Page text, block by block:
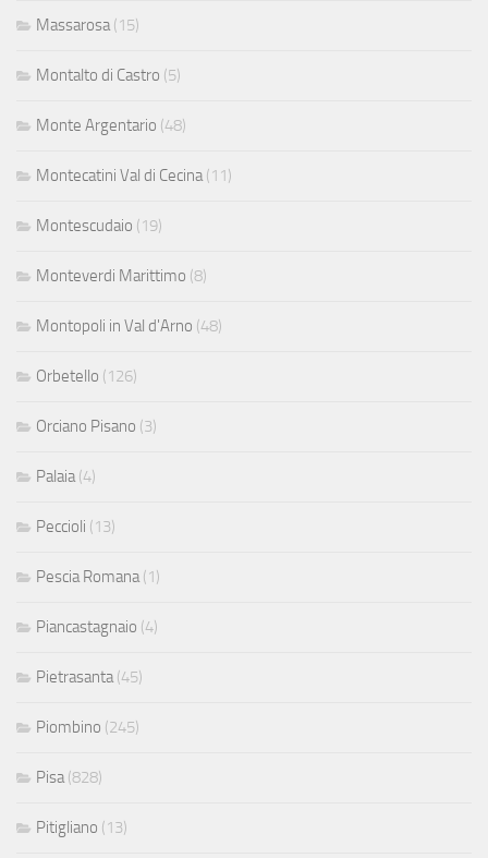
Massarosa (15)
Montalto di Castro (5)
Monte Argentario (48)
Montecatini Val di Cecina (11)
Montescudaio (19)
Monteverdi Marittimo (8)
Montopoli in Val d'Arno (48)
Orbetello (126)
Orciano Pisano (3)
Palaia (4)
Peccioli (13)
Pescia Romana (1)
Piancastagnaio (4)
Pietrasanta (45)
Piombino (245)
Pisa (828)
Pitigliano (13)